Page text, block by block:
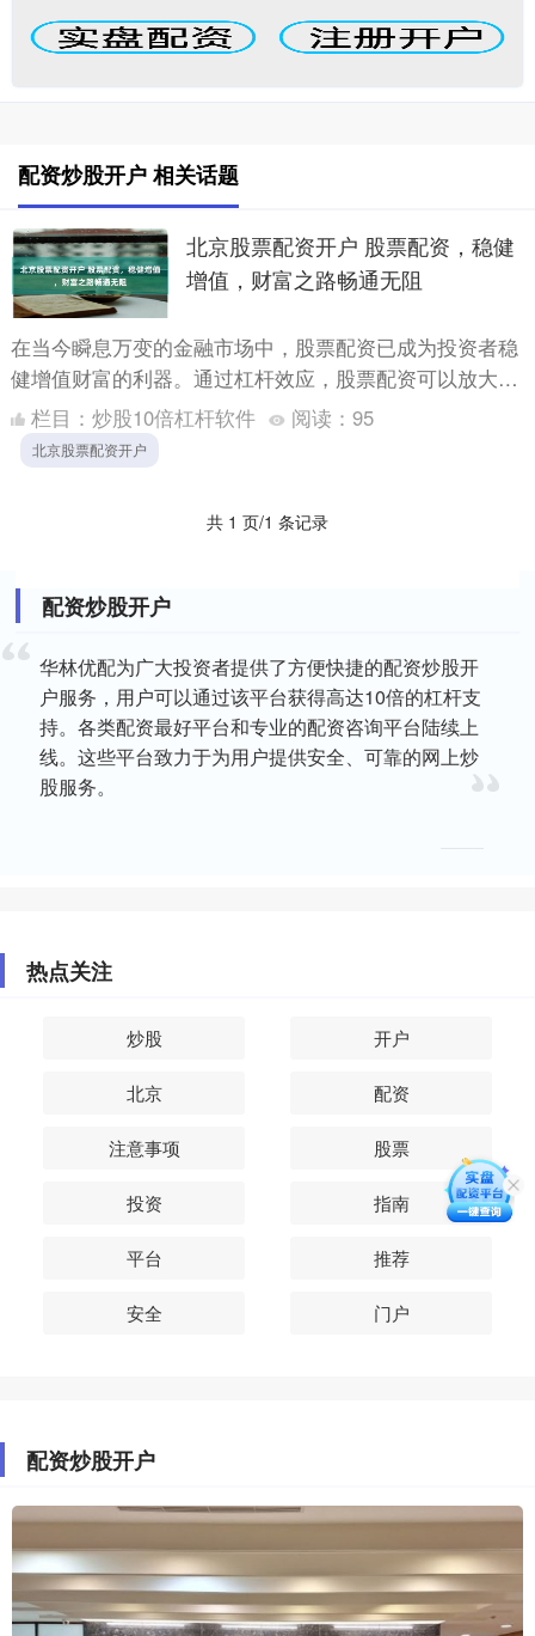
配资炒股开户 相关话题
北京股票配资开户 股票配资，稳健
增值，财富之路畅通无阻
在当今瞬息万变的金融市场中，股票配资已成为投资者稳
健增值财富的利器。通过杠杆效应，股票配资可以放大投
资收益，为投资者带来更高的回报。 选择炒股配资网
时，应重点关....
栏目： 炒股10倍杠杆软件 阅读： 95
北京股票配资开户
共 1 页/1 条记录
配资炒股开户
华林优配为广大投资者提供了方便快捷的配资炒股开
户服务，用户可以通过该平台获得高达10倍的杠杆支
持。各类配资最好平台和专业的配资咨询平台陆续上
线。这些平台致力于为用户提供安全、可靠的网上炒
股服务。
热点关注
炒股 开户
北京 配资
注意事项 股票
投资 指南
平台 推荐
安全 门户
配资炒股开户